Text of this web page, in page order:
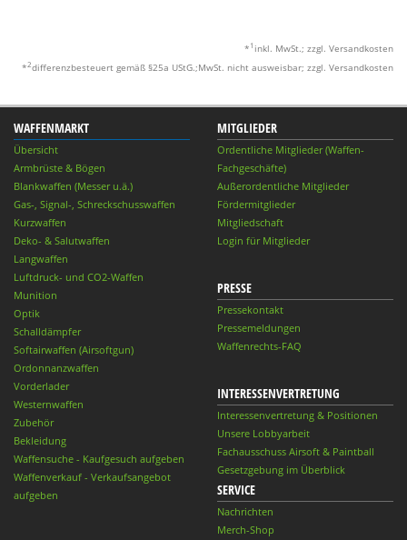
* 1 inkl. MwSt.; zzgl. Versandkosten
*2differenzbesteuert gemäß §25a UStG.;MwSt. nicht ausweisbar; zzgl. Versandkosten
WAFFENMARKT
Übersicht
Armbrüste & Bögen
Blankwaffen (Messer u.ä.)
Gas-, Signal-, Schreckschusswaffen
Kurzwaffen
Deko- & Salutwaffen
Langwaffen
Luftdruck- und CO2-Waffen
Munition
Optik
Schalldämpfer
Softairwaffen (Airsoftgun)
Ordonnanzwaffen
Vorderlader
Westernwaffen
Zubehör
Bekleidung
Waffensuche - Kaufgesuch aufgeben
Waffenverkauf - Verkaufsangebot
aufgeben
MITGLIEDER
Ordentliche Mitglieder (Waffen-
Fachgeschäfte)
Außerordentliche Mitglieder
Fördermitglieder
Mitgliedschaft
Login für Mitglieder
PRESSE
Pressekontakt
Pressemeldungen
Waffenrechts-FAQ
INTERESSENVERTRETUNG
Interessenvertretung & Positionen
Unsere Lobbyarbeit
Fachausschuss Airsoft & Paintball
Gesetzgebung im Überblick
SERVICE
Nachrichten
Merch-Shop